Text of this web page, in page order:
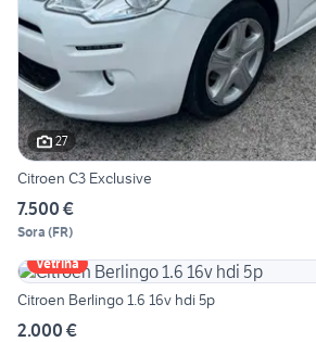
27
Citroen C3 Exclusive
7.500 €
Sora (FR)
Vetrina
Citroen Berlingo 1.6 16v hdi 5p
2.000 €